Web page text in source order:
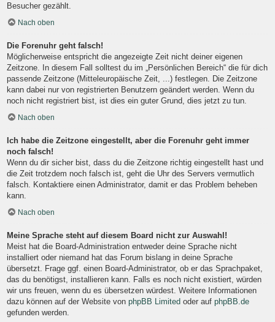
Besucher gezählt.
Nach oben
Die Forenuhr geht falsch!
Möglicherweise entspricht die angezeigte Zeit nicht deiner eigenen
Zeitzone. In diesem Fall solltest du im „Persönlichen Bereich“ die für dich
passende Zeitzone (Mitteleuropäische Zeit, ...) festlegen. Die Zeitzone
kann dabei nur von registrierten Benutzern geändert werden. Wenn du
noch nicht registriert bist, ist dies ein guter Grund, dies jetzt zu tun.
Nach oben
Ich habe die Zeitzone eingestellt, aber die Forenuhr geht immer
noch falsch!
Wenn du dir sicher bist, dass du die Zeitzone richtig eingestellt hast und
die Zeit trotzdem noch falsch ist, geht die Uhr des Servers vermutlich
falsch. Kontaktiere einen Administrator, damit er das Problem beheben
kann.
Nach oben
Meine Sprache steht auf diesem Board nicht zur Auswahl!
Meist hat die Board-Administration entweder deine Sprache nicht
installiert oder niemand hat das Forum bislang in deine Sprache
übersetzt. Frage ggf. einen Board-Administrator, ob er das Sprachpaket,
das du benötigst, installieren kann. Falls es noch nicht existiert, würden
wir uns freuen, wenn du es übersetzen würdest. Weitere Informationen
dazu können auf der Website von phpBB Limited oder auf phpBB.de
gefunden werden.